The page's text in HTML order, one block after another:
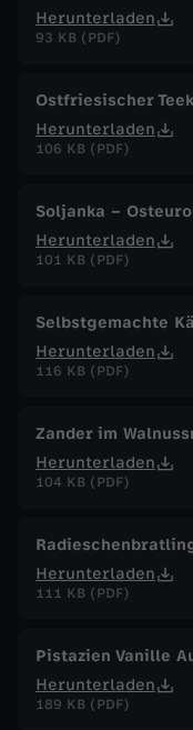
Herunterladen
93 KB (PDF)
Ostfriesischer
Herunterladen
106 KB (PDF)
Soljanka –
Herunterladen
101 KB (PDF)
Selbstgemachte
Herunterladen
116 KB (PDF)
Zander im
Herunterladen
104 KB (PDF)
Herunterladen
111 KB (PDF)
Pistazien Vanille
Herunterladen
189 KB (PDF)